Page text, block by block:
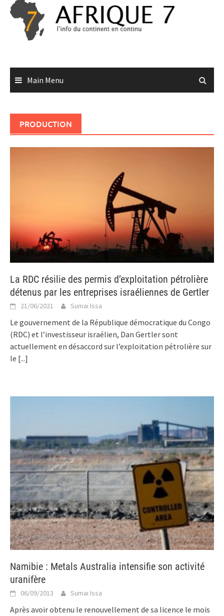
Skip
content
Main Menu
PRODUCTION
La RDC résilie des permis d’exploitation pétrolière
détenus par les entreprises israéliennes de Gertler
21/06/2021 Sumai Issa
Le gouvernement de la République démocratique du Congo
(RDC) et l’investisseur israélien, Dan Gertler sont
actuellement en désaccord sur l’exploitation pétrolière sur
le [...]
Namibie : Metals Australia intensifie son activité
uranifère
06/09/2013 Sumai Issa
Après avoir obtenu le renouvellement de sa licence le mois